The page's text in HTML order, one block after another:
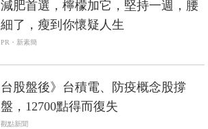
減肥首選，檸檬加它，堅持一週，腰
細了，瘦到你懷疑人生
PR・新素簡
台股盤後》台積電、防疫概念股撐
盤，12700點得而復失
觀點新聞